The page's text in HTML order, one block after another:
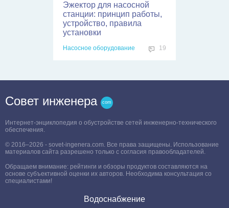
Эжектор для насосной
станции: принцип работы,
устройство, правила
установки
Насосное оборудование 19
Совет инженера
Интернет-энциклопедия о обустройстве сетей инженерно-технического
обеспечения.
© 2016–2026 - sovet-ingenera.com. Все права защищены. Использование
материалов сайта разрешено только с согласия правообладателей.
Обращаем внимание: рейтинги и обзоры продуктов составляются на
основе субъективной оценки их авторов. Необходима консультация со
специалистами!
Водоснабжение